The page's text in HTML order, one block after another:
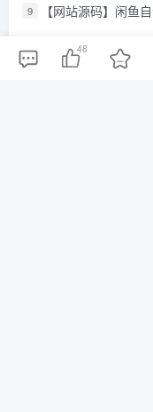
9 【网站源码】闲鱼
【网站源码】北辰
【网站源码】祈福
48